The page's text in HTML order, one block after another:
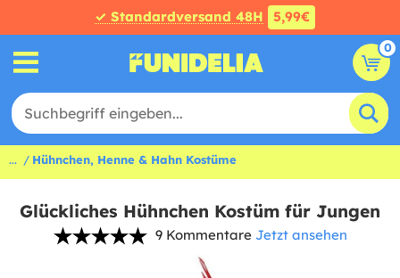
✓ Standardversand 48H 5,99€
0
... Hühnchen, Henne & Hahn Kostüme
Glückliches Hühnchen Kostüm für Jungen
9 Kommentare Jetzt ansehen